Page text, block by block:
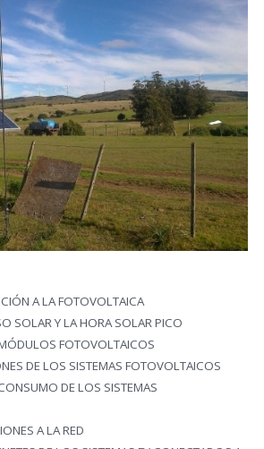
A LA FOTOVOLTAICA
SOLAR Y LA HORA SOLAR PICO
FOTOVOLTAICOS
DE LOS SISTEMAS FOTOVOLTAICOS
DE LOS SISTEMAS
A LA RED